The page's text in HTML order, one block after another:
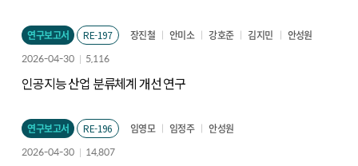
연구보고서 RE-197 장진철 안미소 강호준 김지민
안성원
2026-04-30
5,116
인공지능 산업 분류체계 개선 연구
연구보고서 RE-196 임영모 임정주
안성원
2026-04-30
14,807